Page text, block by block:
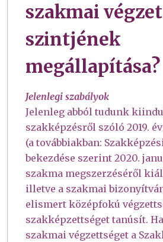
szakmai
szintjének
megállapítása?
Jelenlegi szabályok
Jelenleg abból tudunk
szakképzésről szóló 2019.
(a továbbiakban: Szakképzési
bekezdése szerint 2020.
szakma megszerzéséről
illetve a szakmai
elismert középfokú
szakképzettséget tanúsít.
szakmai végzettséget a